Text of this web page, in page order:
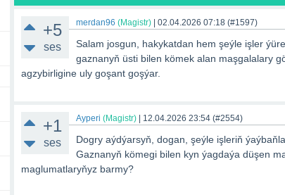
+5
ses
merdan96 (Magistr) 02.04.2026 07:18 (#1597)
Salam josgun, hakykatdan hem şeýle işler
gaznanyň üsti bilen kömek alan maşgalalary
agzybirligine uly goşant goşýar.
+1
ses
Ayperi (Magistr) 12.04.2026 23:54 (#2554)
Dogry aýdýarsyň, dogan, şeýle işleriň
Gaznanyň kömegi bilen kyn ýagdaýa düşen
maglumatlaryňyz barmy?